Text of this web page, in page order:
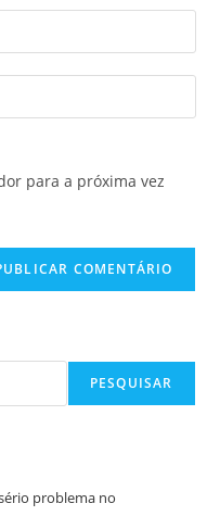
para a próxima vez
PESQUISAR
problema no